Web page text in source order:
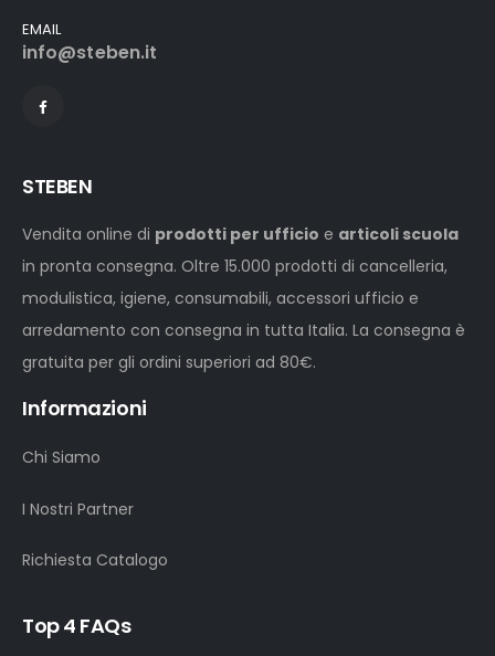
EMAIL
info@steben.it
STEBEN
Vendita online di prodotti per ufficio e articoli scuola
in pronta consegna. Oltre 15.000 prodotti di cancelleria,
modulistica, igiene, consumabili, accessori ufficio e
arredamento con consegna in tutta Italia. La consegna è
gratuita per gli ordini superiori ad 80€.
Informazioni
Chi Siamo
I Nostri Partner
Richiesta Catalogo
Top 4 FAQs